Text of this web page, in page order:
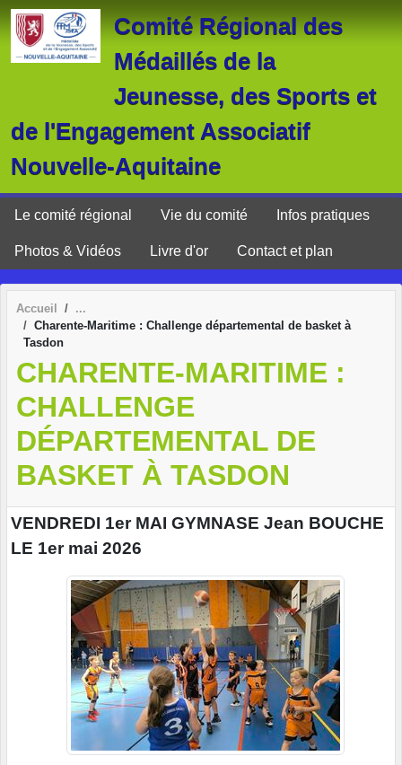
Comité Régional des
Médaillés de la
Jeunesse, des Sports et
de l'Engagement Associatif
Nouvelle-Aquitaine
Le comité régional Vie du comité Infos pratiques
Photos & Vidéos Livre d'or Contact et plan
Accueil
Charente-Maritime : Challenge départemental de basket à
Tasdon
CHARENTE-MARITIME :
CHALLENGE
DÉPARTEMENTAL DE
BASKET À TASDON
VENDREDI 1er MAI GYMNASE Jean BOUCHE
LE 1er mai 2026
Panneau de gestion des cookies